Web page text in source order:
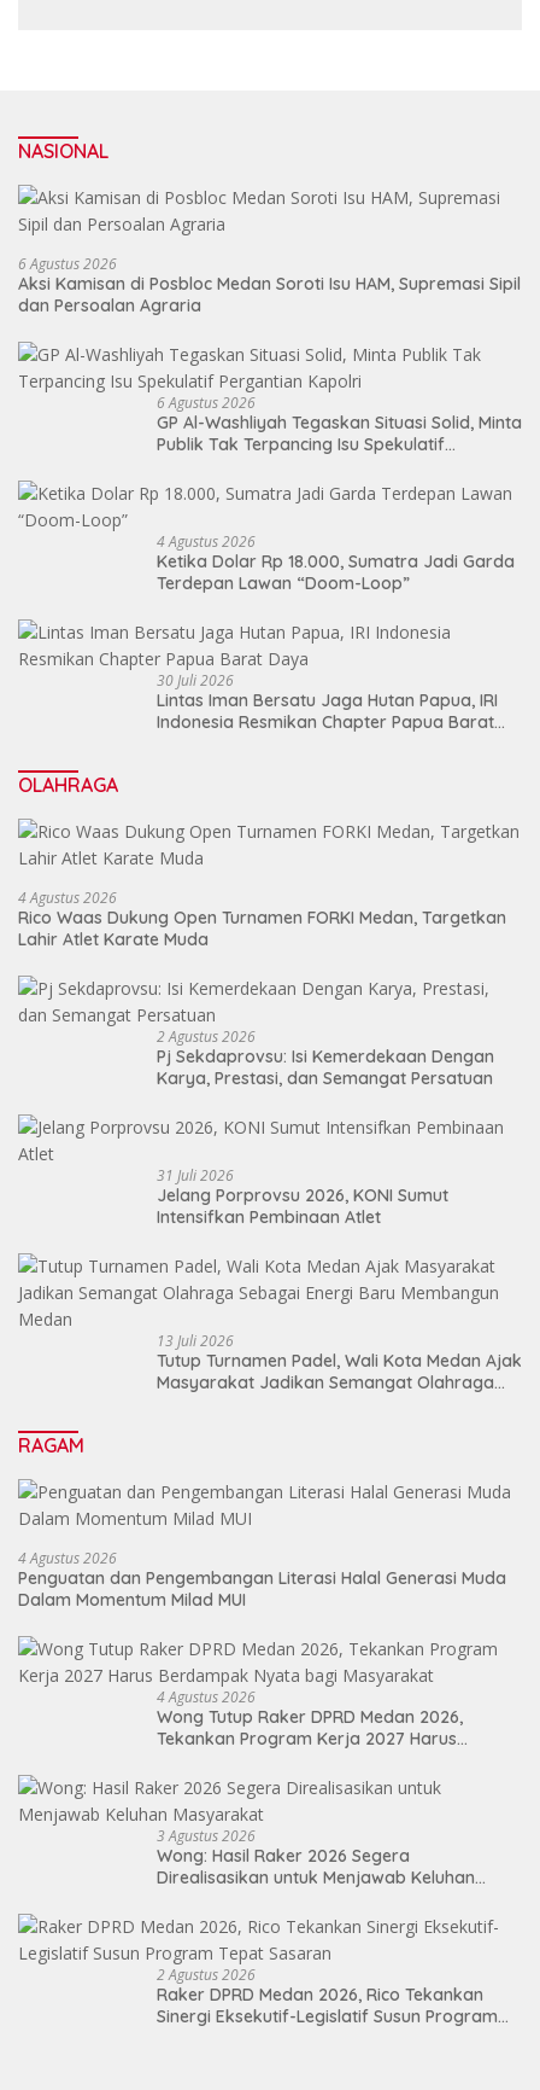
NASIONAL
6 Agustus 2026
Aksi Kamisan di Posbloc Medan Soroti Isu HAM, Supremasi Sipil
dan Persoalan Agraria
6 Agustus 2026
GP Al-Washliyah Tegaskan Situasi Solid, Minta
Publik Tak Terpancing Isu Spekulatif
4 Agustus 2026
Ketika Dolar Rp 18.000, Sumatra Jadi Garda
Terdepan Lawan “Doom-Loop”
30 Juli 2026
Lintas Iman Bersatu Jaga Hutan Papua, IRI
Indonesia Resmikan Chapter Papua Barat
OLAHRAGA
4 Agustus 2026
Rico Waas Dukung Open Turnamen FORKI Medan, Targetkan
Lahir Atlet Karate Muda
2 Agustus 2026
Pj Sekdaprovsu: Isi Kemerdekaan Dengan
Karya, Prestasi, dan Semangat Persatuan
31 Juli 2026
Jelang Porprovsu 2026, KONI Sumut
Intensifkan Pembinaan Atlet
13 Juli 2026
Tutup Turnamen Padel, Wali Kota Medan Ajak
Masyarakat Jadikan Semangat Olahraga
RAGAM
4 Agustus 2026
Penguatan dan Pengembangan Literasi Halal Generasi Muda
Dalam Momentum Milad MUI
4 Agustus 2026
Wong Tutup Raker DPRD Medan 2026,
Tekankan Program Kerja 2027 Harus
3 Agustus 2026
Wong: Hasil Raker 2026 Segera
Direalisasikan untuk Menjawab Keluhan
2 Agustus 2026
Raker DPRD Medan 2026, Rico Tekankan
Sinergi Eksekutif-Legislatif Susun Program